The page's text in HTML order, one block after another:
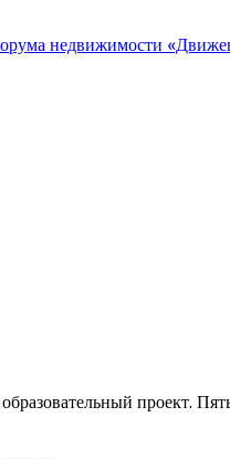
недвижимости
проект.